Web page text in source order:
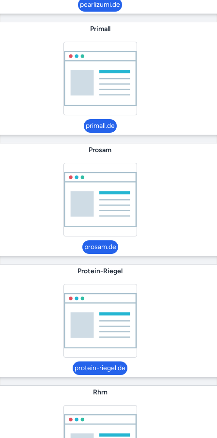
pearlizumi.de
Primall
primall.de
Prosam
prosam.de
Protein-Riegel
protein-riegel.de
Rhrn